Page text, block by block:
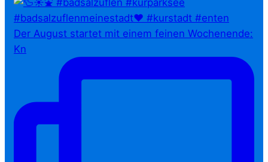
Der August startet mit einem feinen Wochenende:
Kn